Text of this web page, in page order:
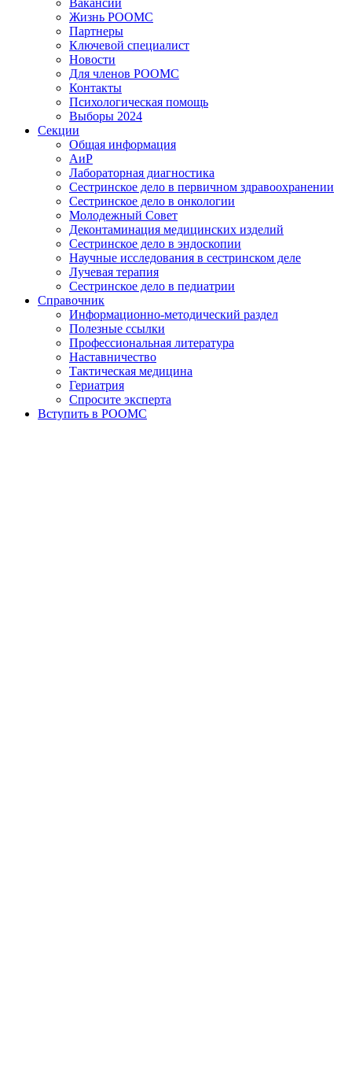
Вакансии
Жизнь РООМС
Партнеры
Ключевой специалист
Новости
Для членов РООМС
Контакты
Психологическая помощь
Выборы 2024
Секции
Общая информация
АиР
Лабораторная диагностика
Сестринское дело в первичном здравоохранении
Сестринское дело в онкологии
Молодежный Совет
Деконтаминация медицинских изделий
Сестринское дело в эндоскопии
Научные исследования в сестринском деле
Лучевая терапия
Сестринское дело в педиатрии
Справочник
Информационно-методический раздел
Полезные ссылки
Профессиональная литература
Наставничество
Тактическая медицина
Гериатрия
Спросите эксперта
Вступить в РООМС